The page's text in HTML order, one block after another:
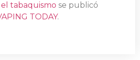
tabaquismo se publicó
TODAY.